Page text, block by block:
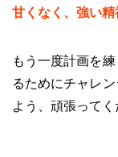
甘くなく、強い
もう一度計画を
るためにチャレ
よう、頑張ってく